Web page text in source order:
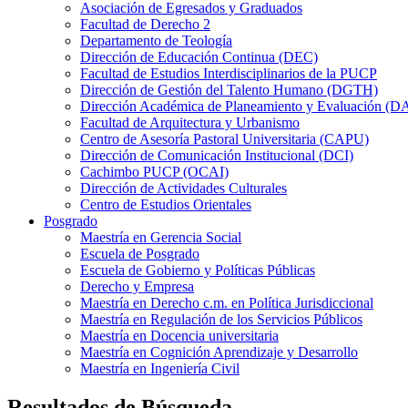
Asociación de Egresados y Graduados
Facultad de Derecho 2
Departamento de Teología
Dirección de Educación Continua (DEC)
Facultad de Estudios Interdisciplinarios de la PUCP
Dirección de Gestión del Talento Humano (DGTH)
Dirección Académica de Planeamiento y Evaluación
Facultad de Arquitectura y Urbanismo
Centro de Asesoría Pastoral Universitaria (CAPU)
Dirección de Comunicación Institucional (DCI)
Cachimbo PUCP (OCAI)
Dirección de Actividades Culturales
Centro de Estudios Orientales
Posgrado
Maestría en Gerencia Social
Escuela de Posgrado
Escuela de Gobierno y Políticas Públicas
Derecho y Empresa
Maestría en Derecho c.m. en Política Jurisdiccional
Maestría en Regulación de los Servicios Públicos
Maestría en Docencia universitaria
Maestría en Cognición Aprendizaje y Desarrollo
Maestría en Ingeniería Civil